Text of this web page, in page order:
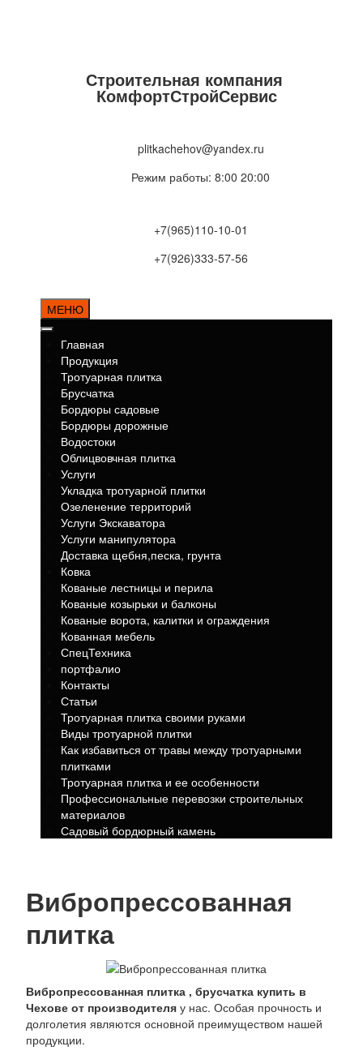
Строительная компания
КомфортСтройСервис
plitkachehov@yandex.ru
Режим работы: 8:00 20:00
+7(965)110-10-01
+7(926)333-57-56
МЕНЮ
Главная
Продукция
Тротуарная плитка
Брусчатка
Бордюры садовые
Бордюры дорожные
Водостоки
Облицвовчная плитка
Услуги
Укладка тротуарной плитки
Озеленение территорий
Услуги Экскаватора
Услуги манипулятора
Доставка щебня,песка, грунта
Ковка
Кованые лестницы и перила
Кованые козырьки и балконы
Кованые ворота, калитки и ограждения
Кованная мебель
СпецТехника
портфалио
Контакты
Статьи
Тротуарная плитка своими руками
Виды тротуарной плитки
Как избавиться от травы между тротуарными
плитками
Тротуарная плитка и ее особенности
Профессиональные перевозки строительных
материалов
Садовый бордюрный камень
Вибропрессованная
плитка
Вибропрессованная плитка , брусчатка купить в
Чехове от производителя у нас. Особая прочность и
долголетия являются основной преимуществом нашей
продукции.